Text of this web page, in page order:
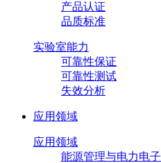
产品认证
品质标准
实验室能力
可靠性保证
可靠性测试
失效分析
应用领域
应用领域
能源管理与电力电子